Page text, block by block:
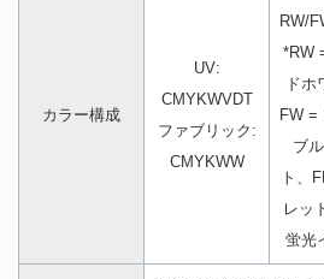
カラー構成
UV:
CMYKWVDT
ファブリック:
CMYKWW
RW/
*RW
ドホ
FW =
ブ
ト、
レッ
蛍光